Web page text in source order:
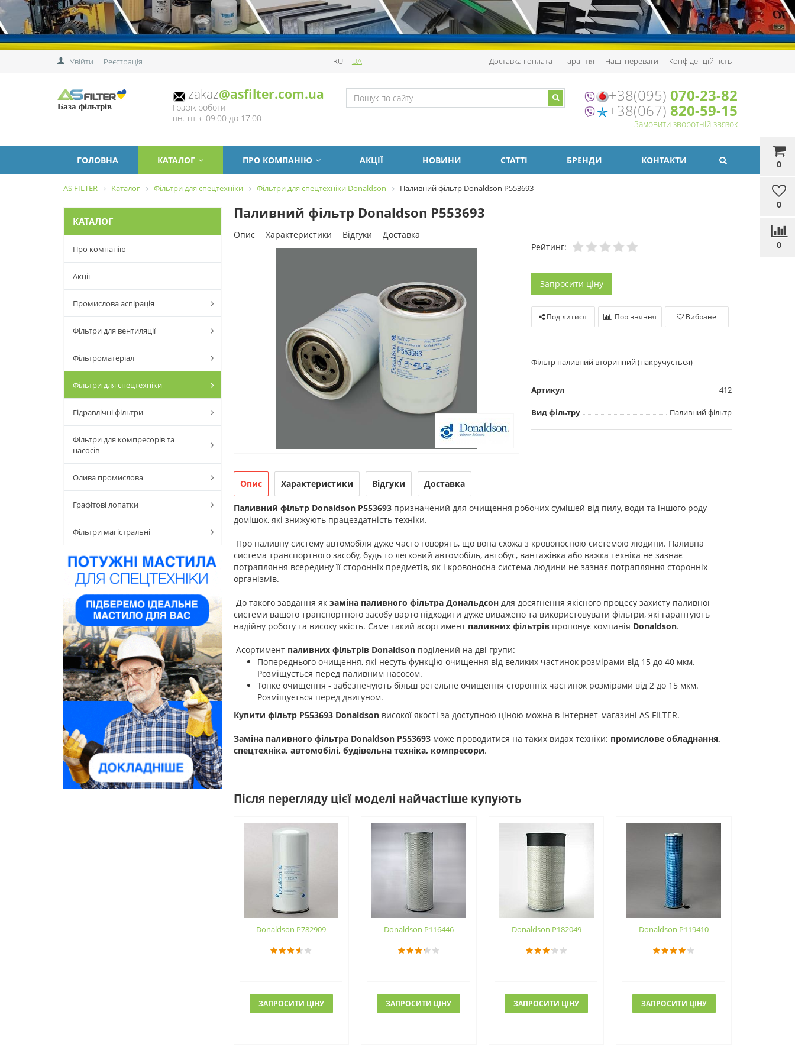
Увійти Реєстрація RU | UA Доставка і оплата Гарантія Наші переваги Конфіденційність
0
0
0
База фільтрів
zakaz@asfilter.com.ua
Графік роботи
пн.-пт. с 09:00 до 17:00
+38(095) 070-23-82
+38(067) 820-59-15
Замовити зворотній звязок
ГОЛОВНА КАТАЛОГ ПРО КОМПАНІЮ АКЦІЇ НОВИНИ СТАТТІ БРЕНДИ КОНТАКТИ
AS FILTER Каталог Фільтри для спецтехніки Фільтри для спецтехніки Donaldson Паливний фільтр Donaldson P553693
КАТАЛОГ
Про компанію
Акції
Промислова аспірація
Фільтри для вентиляції
Фільтроматеріал
Фільтри для спецтехніки
Гідравлічні фільтри
Фільтри для компресорів та
насосів
Олива промислова
Графітові лопатки
Фільтри магістральні
Паливний фільтр Donaldson P553693
Опис Характеристики Відгуки
Доставка
Рейтинг:
Запросити ціну
Поділитися Порівняння Вибране
Фільтр паливний вторинний (накручується)
Артикул 412
Вид фільтру Паливний фільтр
Опис Характеристики Відгуки Доставка
Паливний фільтр Donaldson P553693призначений для очищення робочих сумішей від пилу, води та іншого роду
домішок, які знижують працездатність техніки.
Про паливну систему автомобіля дуже часто говорять, що вона схожа з кровоносною системою людини. Паливна
система транспортного засобу, будь то легковий автомобіль, автобус, вантажівка або важка техніка не зазнає
потрапляння всередину її сторонніх предметів, як і кровоносна система людини не зазнає потрапляння сторонніх
організмів.
До такого завдання як заміна паливного фільтра Дональдсондля досягнення якісного процесу захисту паливної
системи вашого транспортного засобу варто підходити дуже виважено та використовувати фільтри, які гарантують
надійну роботу та високу якість. Саме такий асортимент паливних фільтрівпропонує компанія Donaldson.
Асортимент паливних фільтрів Donaldsonподілений на дві групи:
Попереднього очищення, які несуть функцію очищення від великих частинок розмірами від 15 до 40 мкм.
Розміщується перед паливним насосом.
Тонке очищення - забезпечують більш ретельне очищення сторонніх частинок розмірами від 2 до 15 мкм.
Розміщується перед двигуном.
Купити фільтр P553693 Donaldsonвисокої якості за доступною ціною можна в інтернет-магазині AS FILTER.
Заміна паливного фільтра Donaldson P553693може проводитися на таких видах техніки: промислове обладнання,
спецтехніка, автомобілі, будівельна техніка, компресори.
Після перегляду цієї моделі найчастіше купують
Donaldson P782909
ЗАПРОСИТИ ЦІНУ
Donaldson P116446
ЗАПРОСИТИ ЦІНУ
Donaldson P182049
ЗАПРОСИТИ ЦІНУ
Donaldson P119410
ЗАПРОСИТИ ЦІНУ